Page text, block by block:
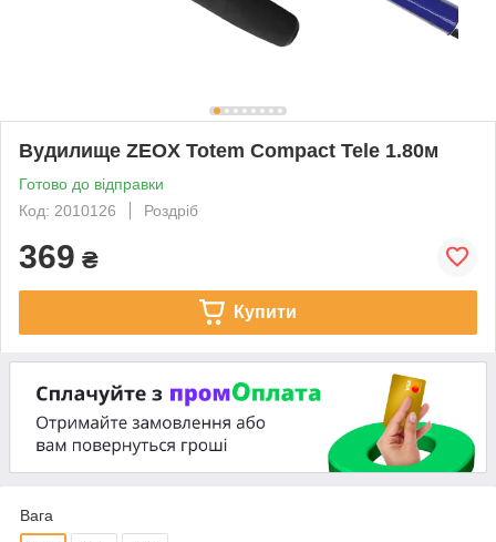
Вудилище ZEOX Totem Compact Tele 1.80м
Готово до відправки
Код: 2010126
Роздріб
369 ₴
Купити
Вага